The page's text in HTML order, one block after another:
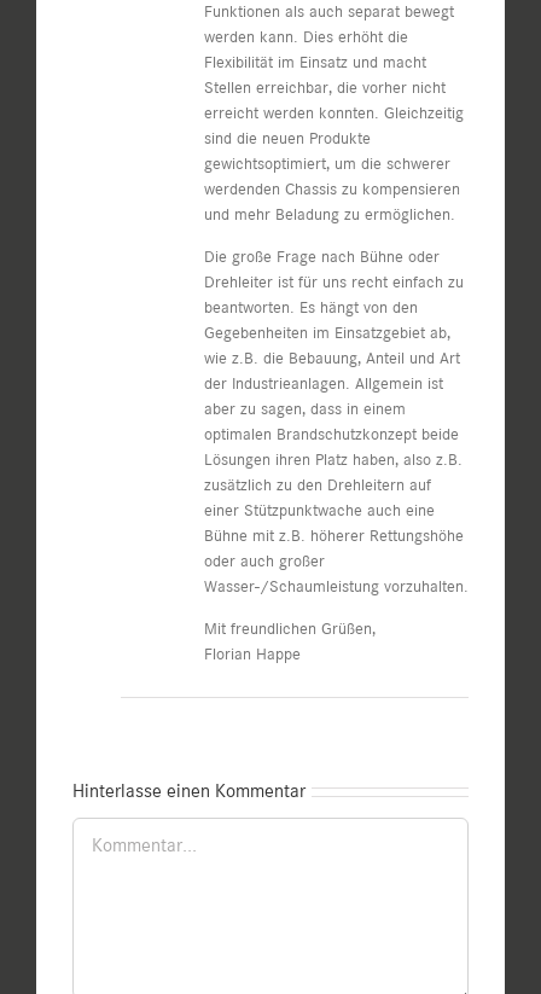
Funktionen als auch separat bewegt
werden kann. Dies erhöht die
Flexibilität im Einsatz und macht
Stellen erreichbar, die vorher nicht
erreicht werden konnten. Gleichzeitig
sind die neuen Produkte
gewichtsoptimiert, um die schwerer
werdenden Chassis zu kompensieren
und mehr Beladung zu ermöglichen.
Die große Frage nach Bühne oder
Drehleiter ist für uns recht einfach zu
beantworten. Es hängt von den
Gegebenheiten im Einsatzgebiet ab,
wie z.B. die Bebauung, Anteil und Art
der Industrieanlagen. Allgemein ist
aber zu sagen, dass in einem
optimalen Brandschutzkonzept beide
Lösungen ihren Platz haben, also z.B.
zusätzlich zu den Drehleitern auf
einer Stützpunktwache auch eine
Bühne mit z.B. höherer Rettungshöhe
oder auch großer
Wasser-/Schaumleistung vorzuhalten.
Mit freundlichen Grüßen,
Florian Happe
Hinterlasse einen Kommentar
Kommentar